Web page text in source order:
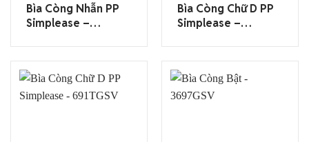
Bìa Còng Nhẫn PP
Simplease –
Bìa Còng Chữ D PP
Simplease –